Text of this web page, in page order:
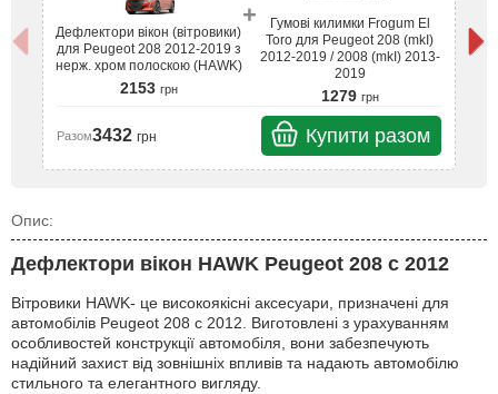
Дефлектори вікон (вітровики)
для Peugeot 208 2012-2019 з
нерж. хром полоскою (HAWK)
2153 грн
+
Гумові килимки Frogum El
Toro для Peugeot 208 (mkI)
2012-2019 / 2008 (mkI) 2013-
2019
1279 грн
Разом3432 грн Купити разом
Опис:
Дефлектори вікон HAWK Peugeot 208 с 2012
Вітровики HAWK- це високоякісні аксесуари, призначені для
автомобілів Peugeot 208 с 2012. Виготовлені з урахуванням
особливостей конструкції автомобіля, вони забезпечують
надійний захист від зовнішніх впливів та надають автомобілю
стильного та елегантного вигляду.